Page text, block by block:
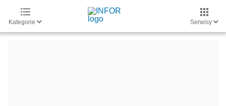
Kategorie Serwisy